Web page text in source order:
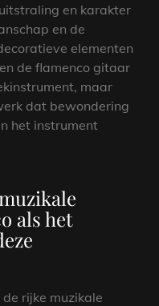
en karakter
en de
elementen
de flamenco gitaar
maar
dat bewondering
het instrument
als het
rijke muzikale